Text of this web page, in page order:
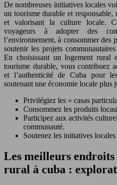
De nombreuses initiatives locales
un tourisme durable et responsable,
et valorisant la culture locale.
voyageurs à adopter des
l’environnement, à consommer des
soutenir les projets
En choisissant un logement rural
tourisme durable, vous contribuez
et l’authenticité de Cuba pour
soutenant une économie locale plus
Privilégiez les « casas
Consommez les produits
Participez aux activités
communauté.
Soutenez les initiatives
Les meilleurs
rural à cuba :